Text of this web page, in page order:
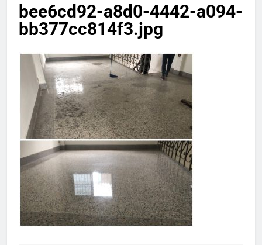
bee6cd92-a8d0-4442-a094-
bb377cc814f3.jpg